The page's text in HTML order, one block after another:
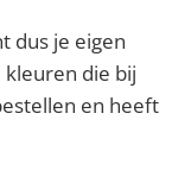
dus je eigen
die bij
en heeft